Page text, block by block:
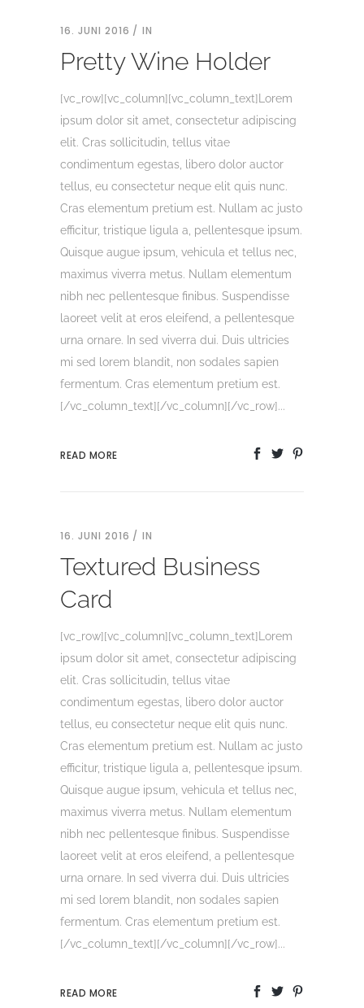
16. JUNI 2016 IN
Pretty Wine Holder
[vc_row][vc_column][vc_column_text]Lorem
ipsum dolor sit amet, consectetur adipiscing
elit. Cras sollicitudin, tellus vitae
condimentum egestas, libero dolor auctor
tellus, eu consectetur neque elit quis nunc.
Cras elementum pretium est. Nullam ac justo
efficitur, tristique ligula a, pellentesque ipsum.
Quisque augue ipsum, vehicula et tellus nec,
maximus viverra metus. Nullam elementum
nibh nec pellentesque finibus. Suspendisse
laoreet velit at eros eleifend, a pellentesque
urna ornare. In sed viverra dui. Duis ultricies
mi sed lorem blandit, non sodales sapien
fermentum. Cras elementum pretium est.
[/vc_column_text][/vc_column][/vc_row]...
READ MORE
16. JUNI 2016 IN
Textured Business
Card
[vc_row][vc_column][vc_column_text]Lorem
ipsum dolor sit amet, consectetur adipiscing
elit. Cras sollicitudin, tellus vitae
condimentum egestas, libero dolor auctor
tellus, eu consectetur neque elit quis nunc.
Cras elementum pretium est. Nullam ac justo
efficitur, tristique ligula a, pellentesque ipsum.
Quisque augue ipsum, vehicula et tellus nec,
maximus viverra metus. Nullam elementum
nibh nec pellentesque finibus. Suspendisse
laoreet velit at eros eleifend, a pellentesque
urna ornare. In sed viverra dui. Duis ultricies
mi sed lorem blandit, non sodales sapien
fermentum. Cras elementum pretium est.
[/vc_column_text][/vc_column][/vc_row]...
READ MORE